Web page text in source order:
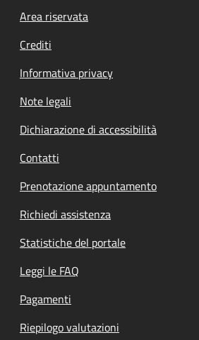
Footer menu
Area riservata
Crediti
Informativa privacy
Note legali
Dichiarazione di accessibilità
Contatti
Prenotazione appuntamento
Richiedi assistenza
Statistiche del portale
Leggi le FAQ
Pagamenti
Riepilogo valutazioni